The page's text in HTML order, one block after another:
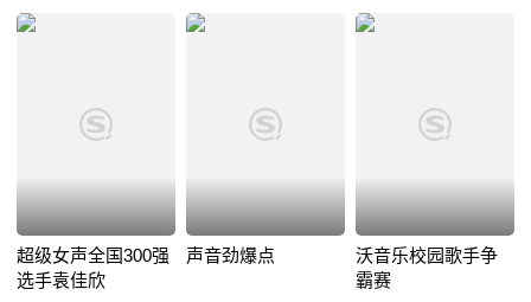
超级女声全国300强
选手袁佳欣
声音劲爆点
沃音乐校园歌手争
霸赛